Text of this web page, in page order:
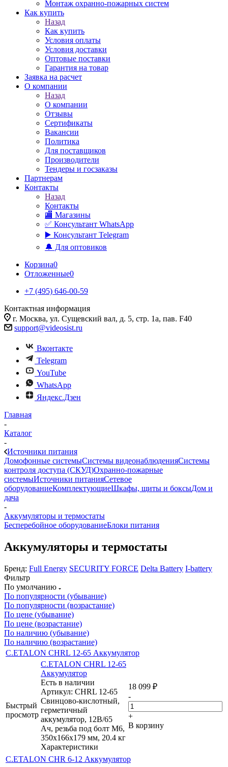
Монтаж охранно-пожарных систем
Как купить
Назад
Как купить
Условия оплаты
Условия доставки
Оптовые поставки
Гарантия на товар
Заявка на расчет
О компании
Назад
О компании
Отзывы
Сертификаты
Вакансии
Политика
Для поставщиков
Производители
Тендеры и госзаказы
Партнерам
Контакты
Назад
Контакты
🏬 Магазины
✅️ Консультант WhatsApp
▶️ Консультант Telegram
🔔 Для оптовиков
Корзина0
Отложенные0
+7 (495) 646-00-59
Контактная информация
г. Москва, ул. Сущевский вал, д. 5, стр. 1а, пав. F40
support@videosist.ru
Вконтакте
Telegram
YouTube
WhatsApp
Яндекс.Дзен
Главная
-
Каталог
-
Источники питания
Домофонные системыСистемы видеонаблюденияСистемы
контроля доступа (СКУД)Охранно-пожарные
системыИсточники питанияСетевое
оборудованиеКомплектующиеШкафы, щиты и боксыДом и
дача
-
Аккумуляторы и термостаты
Бесперебойное оборудованиеБлоки питания
Аккумуляторы и термостаты
Бренд: Full Energy SECURITY FORCE Delta Battery I-battery
Фильтр
По умолчанию
По популярности (убывание)
По популярности (возрастание)
По цене (убывание)
По цене (возрастание)
По наличию (убывание)
По наличию (возрастание)
C.ETALON CHRL 12-65 Аккумулятор
Быстрый
просмотр
C.ETALON CHRL 12-65
Аккумулятор
Есть в наличии
Артикул: CHRL 12-65
Свинцово-кислотный,
герметичный
аккумулятор, 12В/65
Ач, резьба под болт М6,
350х166х179 мм, 20.4 кг
Характеристики
18 099 ₽
-
+
В корзину
C.ETALON CHR 6-12 Аккумулятор